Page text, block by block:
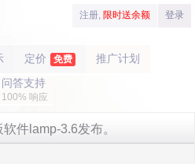
注册, 限时送余额 登录
定价 免费 推广计划
问答支持
100% 响应
件lamp-3.6发布。